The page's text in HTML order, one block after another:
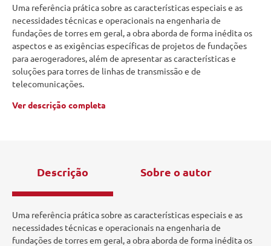
Uma referência prática sobre as características especiais e as
necessidades técnicas e operacionais na engenharia de
fundações de torres em geral, a obra aborda de forma inédita os
aspectos e as exigências específicas de projetos de fundações
para aerogeradores, além de apresentar as características e
soluções para torres de linhas de transmissão e de
telecomunicações.
Ver descrição completa
Descrição Sobre o autor
Uma referência prática sobre as características especiais e as
necessidades técnicas e operacionais na engenharia de
fundações de torres em geral, a obra aborda de forma inédita os